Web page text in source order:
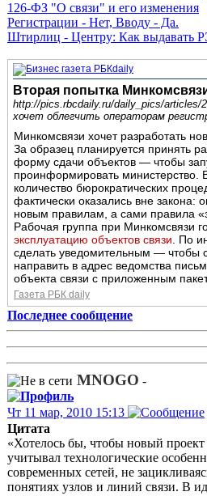
126-ФЗ "О связи" и его изменения
Регистрации - Нет, Вводу - Да.
Штирлиц - Центру: Как выдавать
Вторая попытка
http://pics.rbcdaily.ru/daily_pics/articles/
хочет облегчить операторам
Минкомсвязи хочет разработать
За образец планируется принять
форму сдачи объектов — чтобы
проинформировать министерство.
количество бюрократических
фактически оказались вне закона:
новым правилам, а сами правила
Рабочая группа при Минкомсвязи
эксплуатацию объектов связи . По
сделать уведомительным — чтобы
направить в адрес ведомства
объекта связи с приложенным
Газета РБК daily
Последнее сообщение
MNOGO -
Чт 11 мар, 2010 15:13
Цитата
«Хотелось бы, чтобы новый проект
учитывал технологические
современных сетей, не
понятиях узлов и линий связи. В